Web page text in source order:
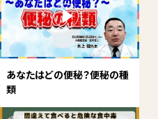
あなたはどの便秘？便秘の種
類